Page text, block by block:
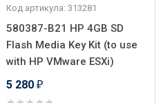
Код артикула: 313281
580387-B21 HP 4GB SD
Flash Media Key Kit (to use
with HP VMware ESXi)
5 280 ₽